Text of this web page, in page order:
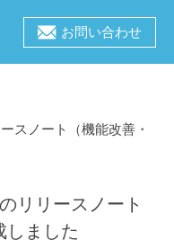
お問い合わせ
スノート（機能改善・
リリースノート
しました